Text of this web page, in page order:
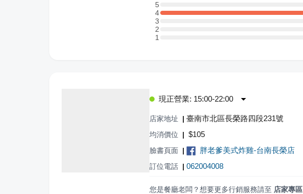
5
5 星：0 則評論
4
4 星：1 則評論
3
3 星：0 則評論
2
2 星：0 則評論
11 星：0 則評論
現正營業: 15:00-22:00
店家地址 | 臺南市北區長榮路四段231號
均消價位 | $105
臉書頁面 | 胖老爹美式炸雞-台南長榮店
訂位電話 | 062004008
您是餐廳老闆？想要更多行銷服務請至 店家專區